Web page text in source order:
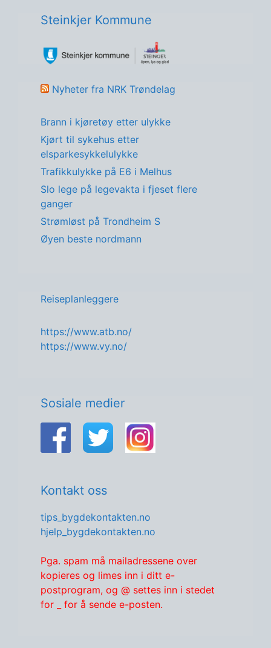
Steinkjer Kommune
Nyheter fra NRK Trøndelag
Brann i kjøretøy etter ulykke
Kjørt til sykehus etter
elsparkesykkelulykke
Trafikkulykke på E6 i Melhus
Slo lege på legevakta i fjeset flere
ganger
Strømløst på Trondheim S
Øyen beste nordmann
Reiseplanleggere
https://www.atb.no/
https://www.vy.no/
Sosiale medier
Kontakt oss
tips_bygdekontakten.no
hjelp_bygdekontakten.no
Pga. spam må mailadressene over
kopieres og limes inn i ditt e-
postprogram, og @ settes inn i stedet
for _ for å sende e-posten.